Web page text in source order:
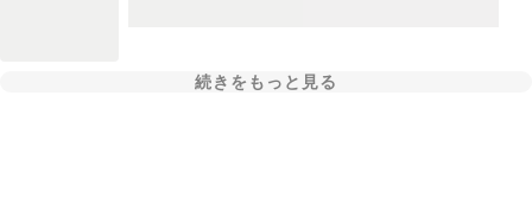
続きをもっと見る